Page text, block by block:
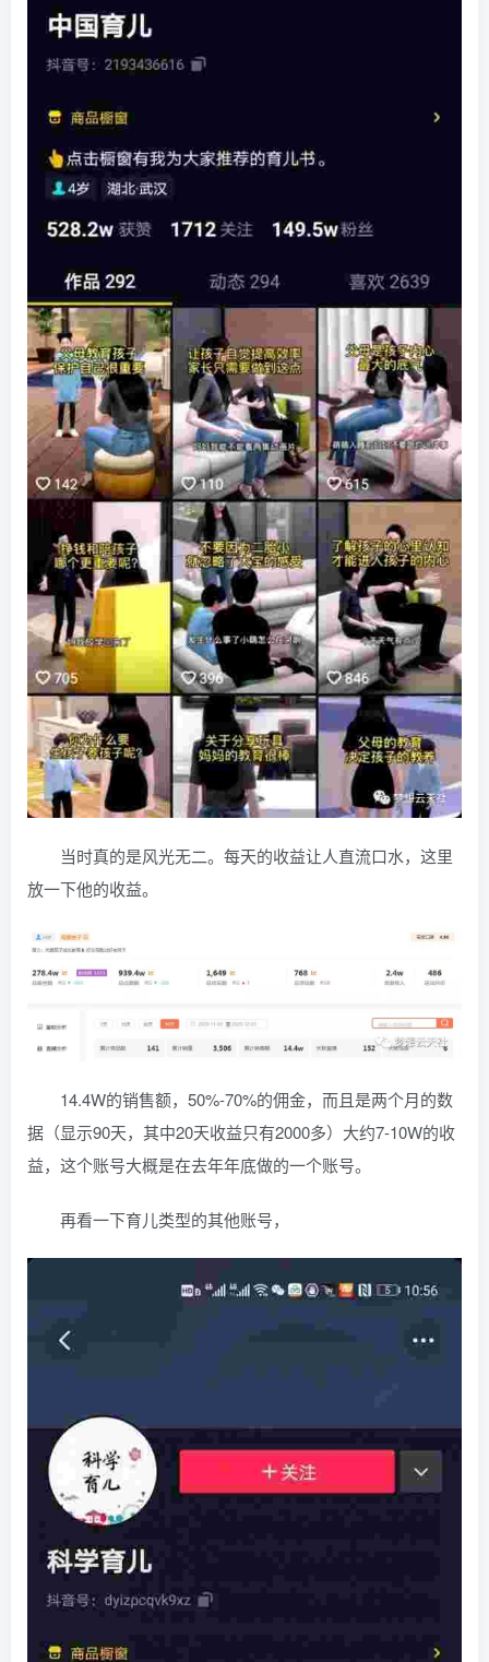
当时真的是风光无二。每天的收益让人直流口水，这里
放一下他的收益。
14.4W的销售额，50%-70%的佣金，而且是两个月的数
据（显示90天，其中20天收益只有2000多）大约7-10W的收
益，这个账号大概是在去年年底做的一个账号。
再看一下育儿类型的其他账号，